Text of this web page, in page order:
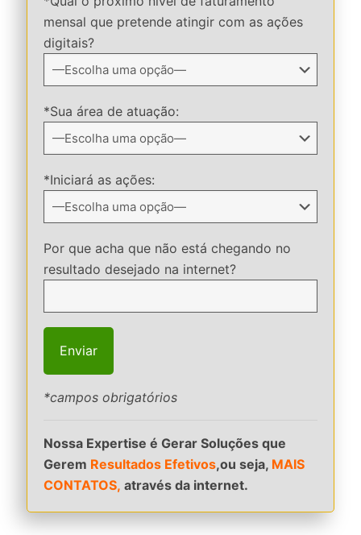
mensal que pretende atingir com as ações
digitais?
*Sua área de atuação:
*Iniciará as ações:
Por que acha que não está chegando no
resultado desejado na internet?
*campos obrigatórios
Nossa Expertise é Gerar Soluções que
Gerem Resultados Efetivos,ou seja, MAIS
CONTATOS, através da internet.